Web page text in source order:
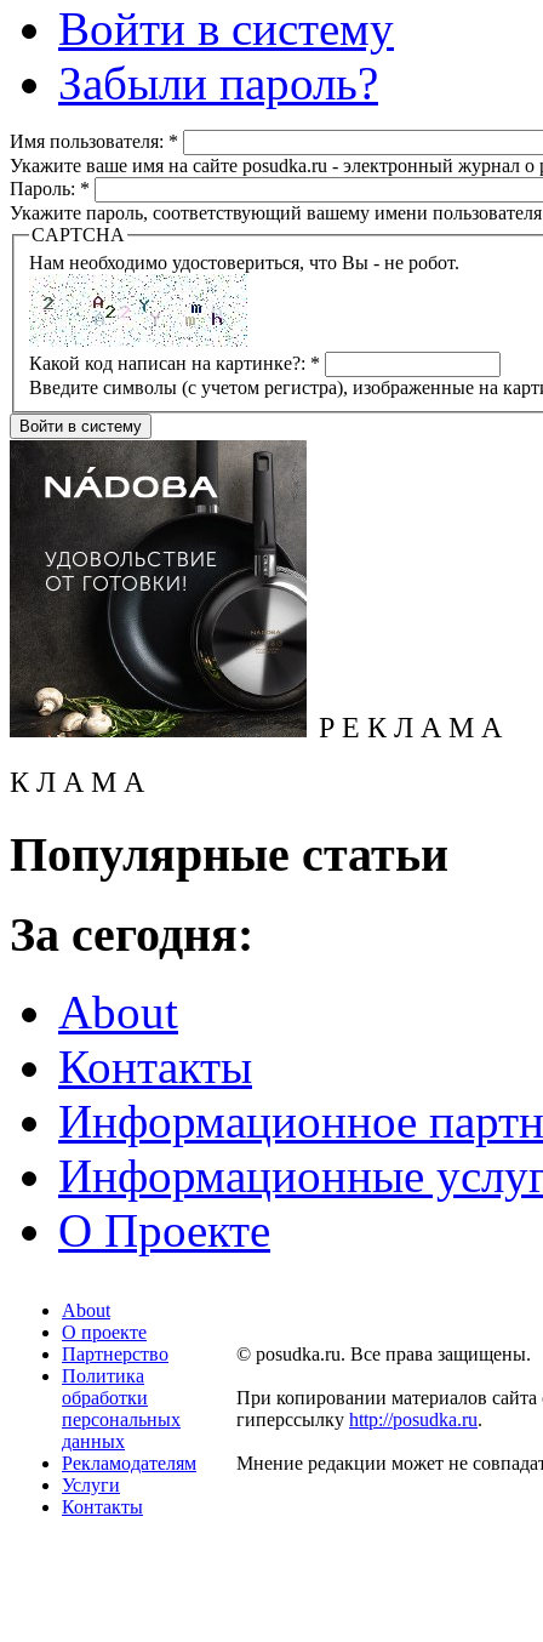
Войти в систему
Забыли пароль?
Имя пользователя: *
Укажите ваше имя на сайте posudka.ru - электронный журнал
Пароль: *
Укажите пароль, соответствующий вашему имени
CAPTCHA
Нам необходимо удостовериться, что Вы - не робот.
Какой код написан на картинке?: *
Введите символы (с учетом регистра), изображенные на
Р Е К Л А М А
К Л А М А
Популярные статьи
За сегодня:
About
Контакты
Информационное
Информационные
О Проекте
About
О проекте
Партнерство
Политика
обработки
персональных
данных
Рекламодателям
Услуги
Контакты
© posudka.ru. Все права защищены.
При копировании материалов сайта
гиперссылку http://posudka.ru.
Мнение редакции может не